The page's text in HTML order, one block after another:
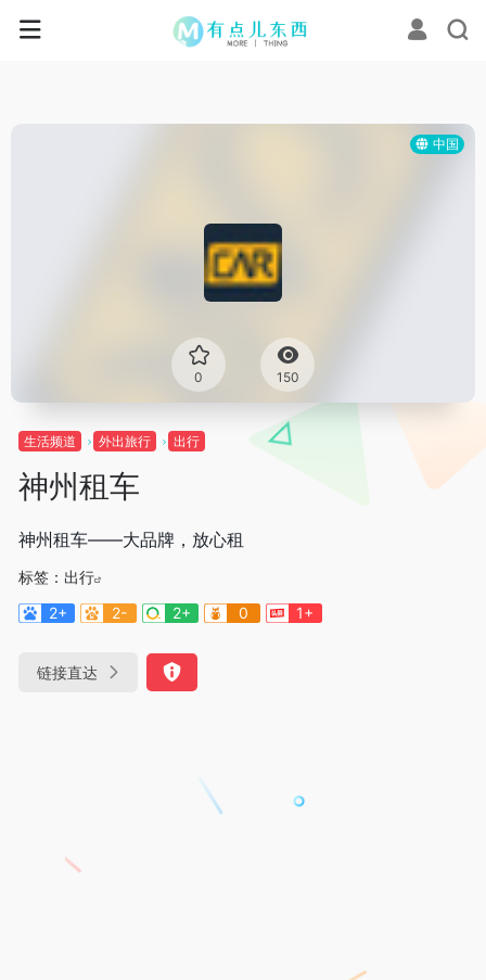
中国
0 150
生活频道 外出旅行 出行
神州租车
神州租车——大品牌，放心租
标签： 出行
2+
2- 2+ 0 1+
链接直达